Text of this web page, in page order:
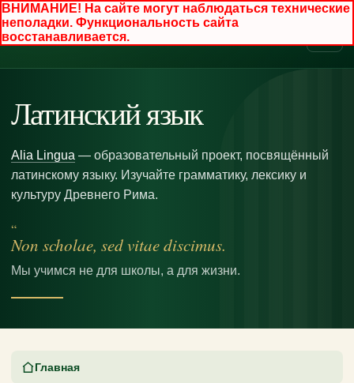
ВНИМАНИЕ! На сайте могут наблюдаться технические
неполадки. Функциональность сайта
восстанавливается.
Латинский язык
Alia Lingua — образовательный проект, посвящённый
латинскому языку. Изучайте грамматику, лексику и
культуру Древнего Рима.
“
Non scholae, sed vitae discimus.
Мы учимся не для школы, а для жизни.
Главная